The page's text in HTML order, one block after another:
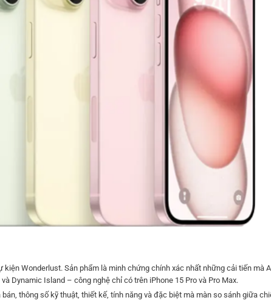
Wonderlust. Sản phẩm là minh chứng chính xác nhất những cải tiến mà
Dynamic Island – công nghệ chỉ có trên iPhone 15 Pro và Pro Max.
thông số kỹ thuật, thiết kế, tính năng và đặc biệt mà màn so sánh giữa